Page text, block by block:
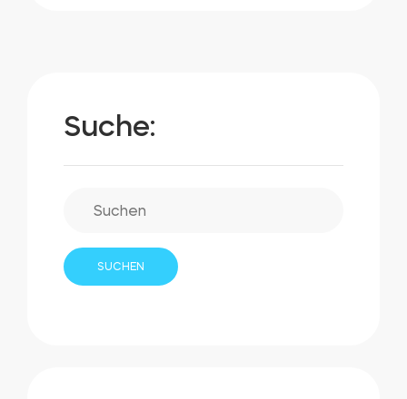
Suche: